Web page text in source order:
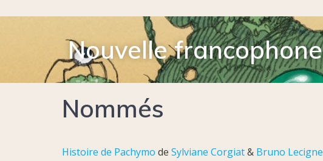
Nouvelle francophone
Nommés
Histoire de Pachymo de Sylviane Corgiat& Bruno Lecigne